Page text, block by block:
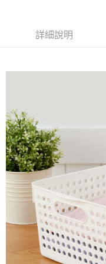
４．使用「AFTEE先享後付
５．嚴禁一人註冊多個帳號
每筆NT$100，滿
詳細說明